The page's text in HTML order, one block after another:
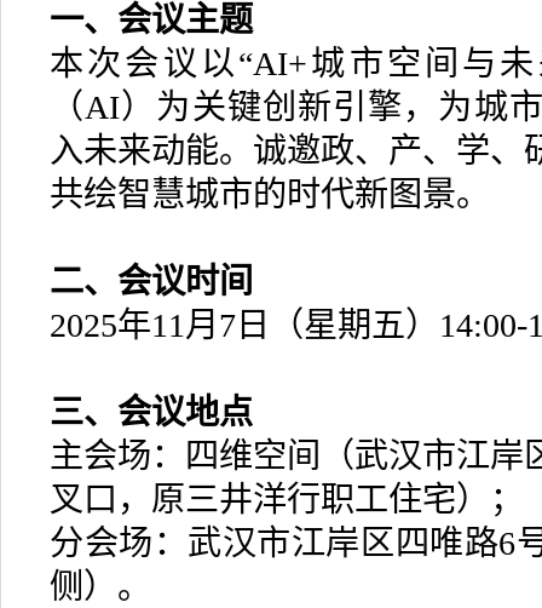
一、会议主题
本次会议以“AI+城市空间与
（AI）为关键创新引擎，为城
入未来动能。诚邀政、产、学、
共绘智慧城市的时代新图景。
二、会议时间
2025年11月7日（星期五）14:00-
三、会议地点
主会场：四维空间（武汉市江岸
叉口，原三井洋行职工住宅）；
分会场：武汉市江岸区四唯路6
侧）。